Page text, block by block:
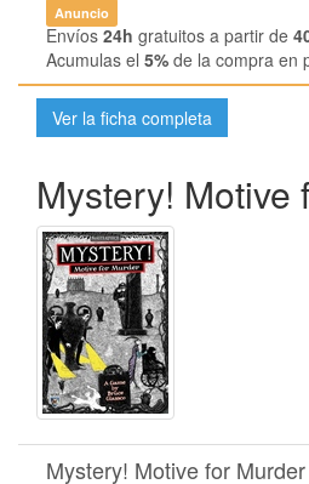
Anuncio
Envíos 24h gratuitos a partir de
Acumulas el 5% de la compra en
Ver la ficha completa
Mystery! Motive
Mystery! Motive for